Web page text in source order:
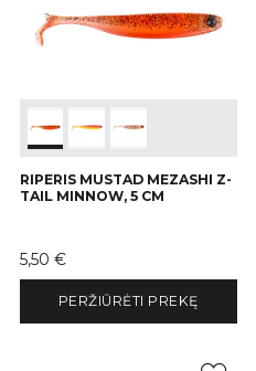
RIPERIS MUSTAD MEZASHI Z-
TAIL MINNOW, 5 CM
Kaina
5,50 €
PERŽIŪRĖTI PREKĘ